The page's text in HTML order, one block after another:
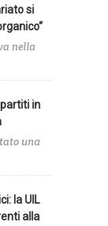
si
nella
in
una
la UIL
alla